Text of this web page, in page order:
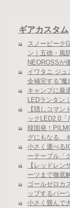
ギアカスタム
スノーピーク
ン｜五徳・風
NEOROSSが
イワタニ ジュ
全補完する“
キャンプに最
LEDランタン
【隠しコマ
ックLED2.0
韓国発！
グにもなる、
小さく運べる
ーテーブル「
【レッドレ
ーツまで徹底
ゴールゼロカ
ップするパー
小さく畳んで